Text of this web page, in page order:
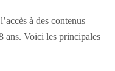
à des contenus
ans. Voici les principales